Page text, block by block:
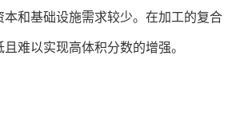
本和基础设施需求较少。在加工的复合
难以实现高体积分数的增强。